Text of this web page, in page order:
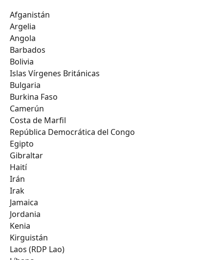
Afganistán
Argelia
Angola
Barbados
Bolivia
Islas Vírgenes Británicas
Bulgaria
Burkina Faso
Camerún
Costa de Marfil
República Democrática del Congo
Egipto
Gibraltar
Haití
Irán
Irak
Jamaica
Jordania
Kenia
Kirguistán
Laos (RDP Lao)